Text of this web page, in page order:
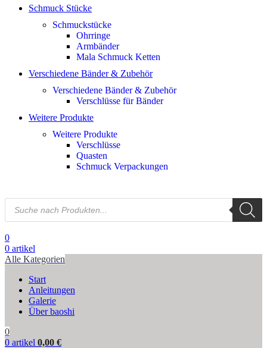
Schmuck Stücke
Schmuckstücke
Ohrringe
Armbänder
Mala Schmuck Ketten
Verschiedene Bänder & Zubehör
Verschiedene Bänder & Zubehör
Verschlüsse für Bänder
Weitere Produkte
Weitere Produkte
Verschlüsse
Quasten
Schmuck Verpackungen
0
0 artikel
Alle Kategorien
Start
Anleitungen
Galerie
Über baoshi
0
0 artikel 0,00 €